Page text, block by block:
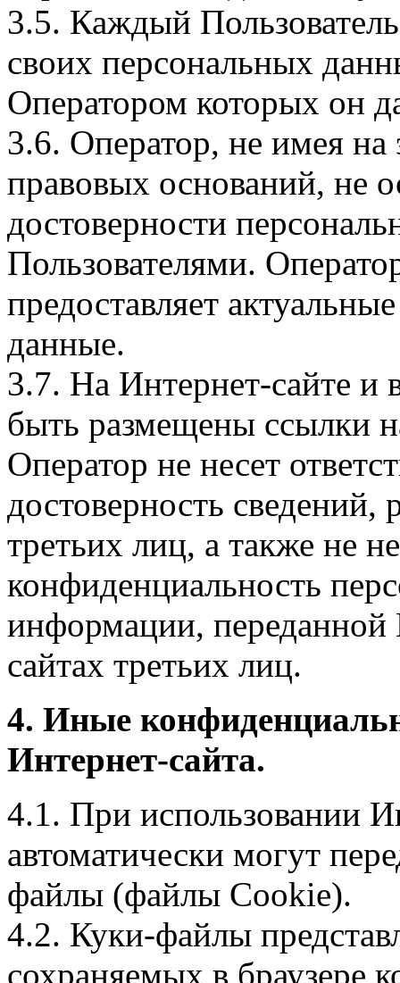
3.5. Каждый
своих персональных
Оператором которых он
3.6. Оператор, не имея
правовых оснований, не
достоверности
Пользователями.
предоставляет
данные.
3.7. На Интернет-сайте
быть размещены ссылки
Оператор не несет
достоверность
третьих лиц, а также не
конфиденциальность
информации, переданной
сайтах третьих лиц.
4. Иные
Интернет-сайта.
4.1. При использовании
автоматически могут
файлы (файлы Cookie).
4.2. Куки-файлы
сохраняемых в браузере